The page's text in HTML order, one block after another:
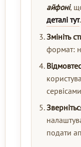
айфоні,
деталі тут.
Змініть
формат:
подати